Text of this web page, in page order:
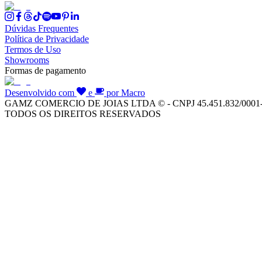
Dúvidas Frequentes
Política de Privacidade
Termos de Uso
Showrooms
Formas de pagamento
Desenvolvido com e
por Macro
GAMZ COMERCIO DE JOIAS LTDA © - CNPJ 45.451.832/
TODOS OS DIREITOS RESERVADOS